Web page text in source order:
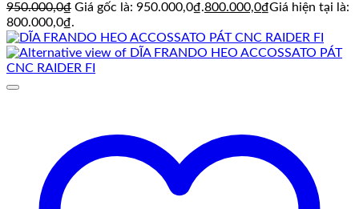
950.000,0₫ Giá gốc là: 950.000,0₫.800.000,0₫Giá hiện tại là:
800.000,0₫.